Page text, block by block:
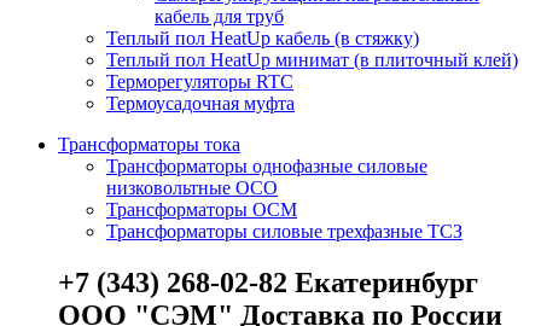
кабель для труб
Теплый пол HeatUp кабель (в стяжку)
Теплый пол HeatUp минимат (в плиточный клей)
Терморегуляторы RTC
Термоусадочная муфта
Трансформаторы тока
Трансформаторы однофазные силовые
низковольтные ОСО
Трансформаторы ОСМ
Трансформаторы силовые трехфазные ТСЗ
+7 (343) 268-02-82 Екатеринбург
ООО "СЭМ" Доставка по России